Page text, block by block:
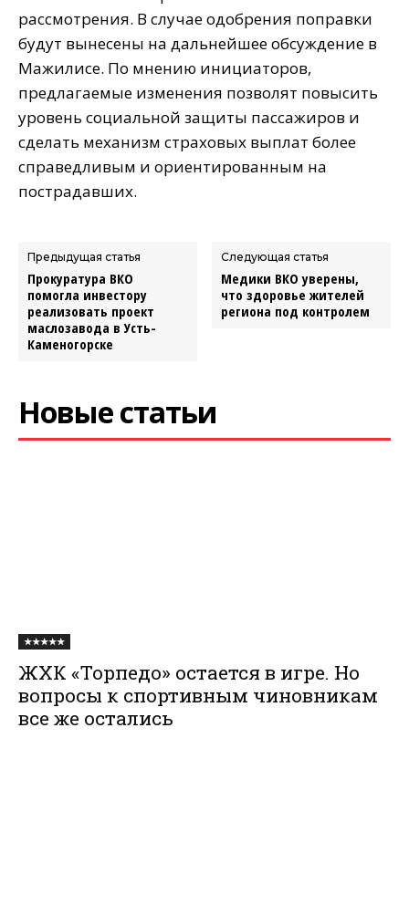
рассмотрения. В случае одобрения поправки
будут вынесены на дальнейшее обсуждение в
Мажилисе. По мнению инициаторов,
предлагаемые изменения позволят повысить
уровень социальной защиты пассажиров и
сделать механизм страховых выплат более
справедливым и ориентированным на
пострадавших.
Предыдущая статья
Прокуратура ВКО
помогла инвестору
реализовать проект
маслозавода в Усть-
Каменогорске
Следующая статья
Медики ВКО уверены,
что здоровье жителей
региона под контролем
Новые статьи
★★★★★
ЖХК «Торпедо» остается в игре. Но
вопросы к спортивным чиновникам
все же остались